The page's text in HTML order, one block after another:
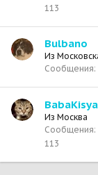
113
Bulbano
Из
Сообщения
BabaKisya
Из Москва
Сообщения
113